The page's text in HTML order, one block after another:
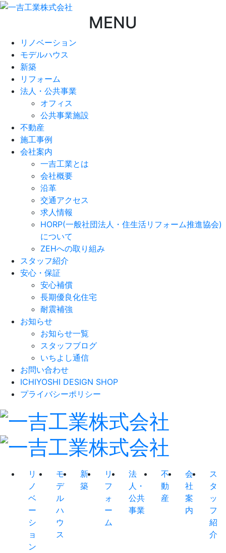
MENU
リノベーション
モデルハウス
新築
リフォーム
法人・公共事業
オフィス
公共事業施設
不動産
施工事例
会社案内
一吉工業とは
会社概要
沿革
交通アクセス
求人情報
HORP(一般社団法人・住生活リフォーム推進協会)
について
ZEHへの取り組み
スタッフ紹介
安心・保証
安心補償
長期優良化住宅
耐震補強
お知らせ
お知らせ一覧
スタッフブログ
いちよし通信
お問い合わせ
ICHIYOSHI DESIGN SHOP
プライバシーポリシー
リ
ノ
ベ
ー
シ
ョ
ン
モ
デ
ル
ハ
ウ
ス
新
築
リ
フ
ォ
ー
ム
法
人・
公共
事業
不
動
産
会
社
案
内
ス
タ
ッ
フ
紹
介